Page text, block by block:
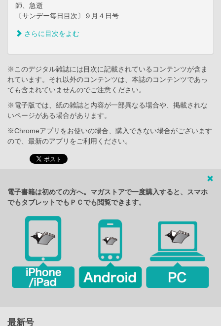
師、急逝
〔サンデー毎日目次〕９月４日号
さらに目次をよむ
※このデジタル雑誌には目次に記載されているコンテンツが含ま
れています。それ以外のコンテンツは、本誌のコンテンツであっ
ても含まれていませんのでご注意ください。
※電子版では、紙の雑誌と内容が一部異なる場合や、掲載されな
いページがある場合があります。
※Chromeアプリをお使いの場合、購入できない場合がございます
ので、最新のアプリをご利用ください。
電子書籍は初めての方へ。マガストアで一度購入すると、スマホ
でもタブレットでもＰＣでも閲覧できます。
最新号